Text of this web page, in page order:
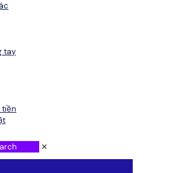
tay
tiền
✕